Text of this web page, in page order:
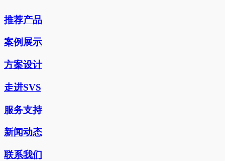
推荐产品
案例展示
方案设计
走进SVS
服务支持
新闻动态
联系我们